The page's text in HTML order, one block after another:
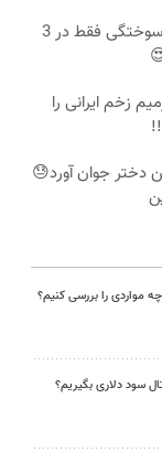
ترمیم جای زخم، بخیه و سوختگی فقط در 3
زخم ایرانی را
دختر جوان آورد😓
مواردی را بررسی کنیم؟
سود دلاری بگیریم؟